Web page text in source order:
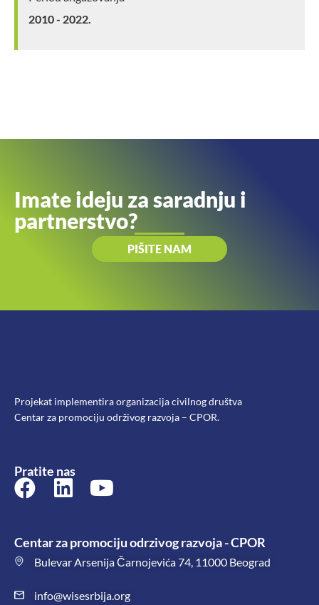
2010 - 2022.
Imate ideju za saradnju i
partnerstvo?
PIŠITE NAM
Projekat implementira organizacija civilnog društva
Centar za promociju održivog razvoja – CPOR.
Pratite nas
Centar za promociju odrzivog razvoja - CPOR
Bulevar Arsenija Čarnojevića 74, 11000 Beograd
info@wisesrbija.org